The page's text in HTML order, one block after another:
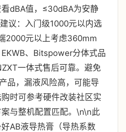
dBA值，≤30dBA为安静
议：入门级1000元以内选
2000元以上考虑360mm
、Bitspower分体式品
一体式售后可靠。避免
品，漏液风险高，可能导
时可参考硬件改装社区实
与整机配置匹配。\n\n此
AB液导热膏（导热系数